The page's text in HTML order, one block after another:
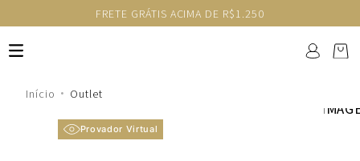
FRETE GRÁTIS ACIMA DE R$1.250
Outlet
Provador Virtual